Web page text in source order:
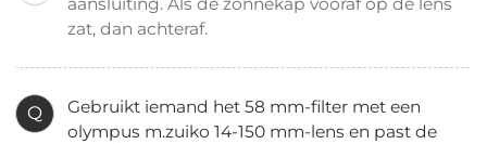
zat, dan achteraf.
Q
Gebruikt iemand het 58 mm-filter met een
olympus m.zuiko 14-150 mm-lens en past de